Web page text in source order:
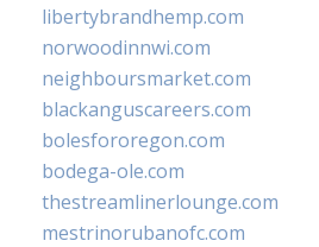
libertybrandhemp.com
norwoodinnwi.com
neighboursmarket.com
blackanguscareers.com
bolesfororegon.com
bodega-ole.com
thestreamlinerlounge.com
mestrinorubanofc.com